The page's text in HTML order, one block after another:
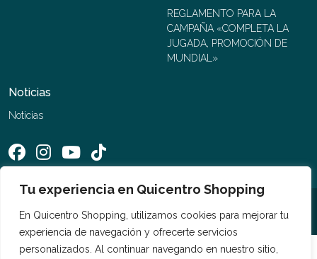
Tu experiencia en Quicentro Shopping
En Quicentro Shopping, utilizamos cookies para mejorar tu
experiencia de navegación y ofrecerte servicios
personalizados. Al continuar navegando en nuestro sitio,
REGLAMENTO PARA LA
CAMPAÑA «COMPLETA LA
JUGADA, PROMOCIÓN DE
MUNDIAL»
Noticias
Noticias
©2026 Quicentro Shopping. Todos los derechos reservados